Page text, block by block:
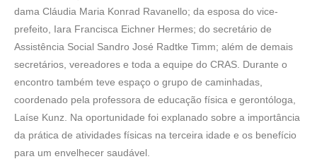
dama Cláudia Maria Konrad Ravanello; da esposa do vice-
prefeito, Iara Francisca Eichner Hermes; do secretário de
Assistência Social Sandro José Radtke Timm; além de demais
secretários, vereadores e toda a equipe do CRAS. Durante o
encontro também teve espaço o grupo de caminhadas,
coordenado pela professora de educação física e gerontóloga,
Laíse Kunz. Na oportunidade foi explanado sobre a importância
da prática de atividades físicas na terceira idade e os benefício
para um envelhecer saudável.